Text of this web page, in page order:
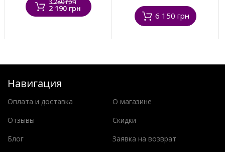
2 190 грн
6 150 грн
Навигация
Оплата и доставка
О магазине
Отзывы
Скидки
Блог
Заявка на возврат